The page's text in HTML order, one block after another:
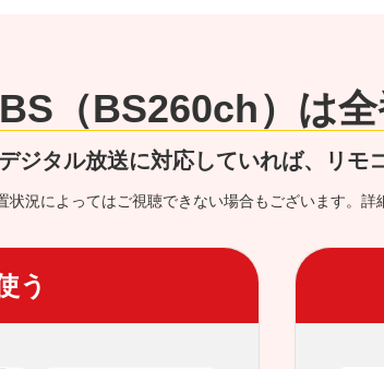
（BS260ch）は全
ジタル放送に対応していれば、リモ
況によってはご視聴できない場合もございます。詳
う